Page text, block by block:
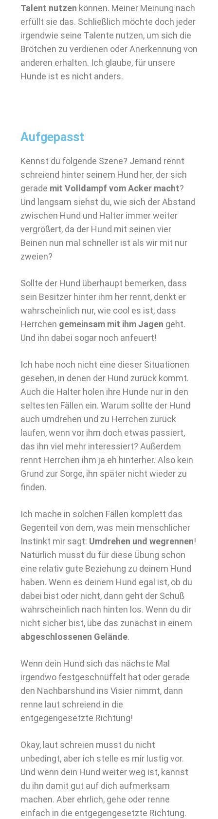
Talent nutzen können. Meiner Meinung nach
erfüllt sie das. Schließlich möchte doch jeder
irgendwie seine Talente nutzen, um sich die
Brötchen zu verdienen oder Anerkennung von
anderen erhalten. Ich glaube, für unsere
Hunde ist es nicht anders.
Aufgepasst
Kennst du folgende Szene? Jemand rennt
schreiend hinter seinem Hund her, der sich
gerade mit Volldampf vom Acker macht?
Und langsam siehst du, wie sich der Abstand
zwischen Hund und Halter immer weiter
vergrößert, da der Hund mit seinen vier
Beinen nun mal schneller ist als wir mit nur
zweien?
Sollte der Hund überhaupt bemerken, dass
sein Besitzer hinter ihm her rennt, denkt er
wahrscheinlich nur, wie cool es ist, dass
Herrchen gemeinsam mit ihm Jagen geht.
Und ihn dabei sogar noch anfeuert!
Ich habe noch nicht eine dieser Situationen
gesehen, in denen der Hund zurück kommt.
Auch die Halter holen ihre Hunde nur in den
seltesten Fällen ein. Warum sollte der Hund
auch umdrehen und zu Herrchen zurück
laufen, wenn vor ihm doch etwas passiert,
das ihn viel mehr interessiert? Außerdem
rennt Herrchen ihm ja eh hinterher. Also kein
Grund zur Sorge, ihn später nicht wieder zu
finden.
Ich mache in solchen Fällen komplett das
Gegenteil von dem, was mein menschlicher
Instinkt mir sagt: Umdrehen und wegrennen!
Natürlich musst du für diese Übung schon
eine relativ gute Beziehung zu deinem Hund
haben. Wenn es deinem Hund egal ist, ob du
dabei bist oder nicht, dann geht der Schuß
wahrscheinlich nach hinten los. Wenn du dir
nicht sicher bist, übe das zunächst in einem
abgeschlossenen Gelände.
Wenn dein Hund sich das nächste Mal
irgendwo festgeschnüffelt hat oder gerade
den Nachbarshund ins Visier nimmt, dann
renne laut schreiend in die
entgegengesetzte Richtung!
Okay, laut schreien musst du nicht
unbedingt, aber ich stelle es mir lustig vor.
Und wenn dein Hund weiter weg ist, kannst
du ihn damit gut auf dich aufmerksam
machen. Aber ehrlich, gehe oder renne
einfach in die entgegengesetzte Richtung.